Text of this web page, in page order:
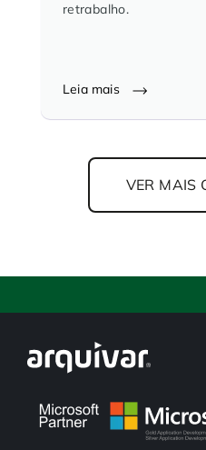
retrabalho.
Leia mais
VER MAIS